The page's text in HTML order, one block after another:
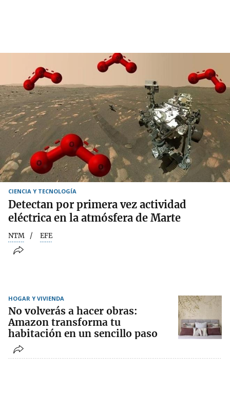
CIENCIA Y TECNOLOGÍA
Detectan por primera vez actividad
eléctrica en la atmósfera de Marte
NTM EFE
HOGAR Y VIVIENDA
No volverás a hacer obras:
Amazon transforma tu
habitación en un sencillo paso